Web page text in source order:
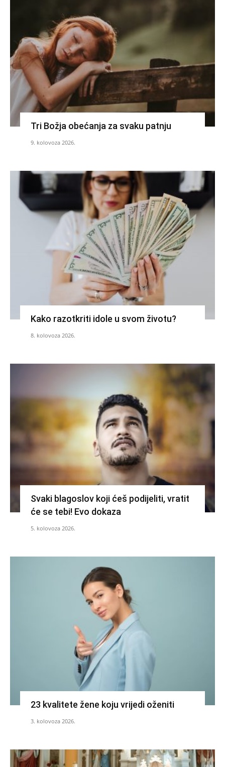
Tri Božja obećanja za svaku patnju
9. kolovoza 2026.
Kako razotkriti idole u svom životu?
8. kolovoza 2026.
Svaki blagoslov koji ćeš podijeliti, vratit
će se tebi! Evo dokaza
5. kolovoza 2026.
23 kvalitete žene koju vrijedi oženiti
3. kolovoza 2026.